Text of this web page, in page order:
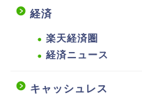
経済
楽天経済圏
経済ニュース
キャッシュレス